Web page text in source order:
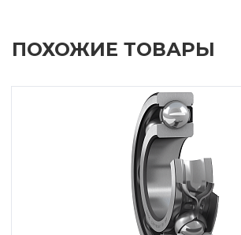
ПОХОЖИЕ ТОВАРЫ